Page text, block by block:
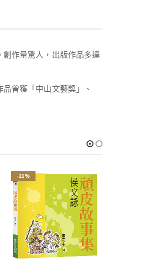
作量驚人，出版作品多達
曾獲「中山文藝獎」、
-21%